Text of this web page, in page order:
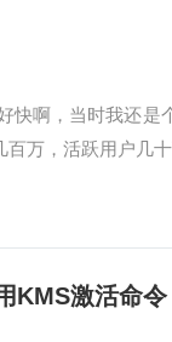
快啊，当时我还
万，活跃用户几
KMS激活命令